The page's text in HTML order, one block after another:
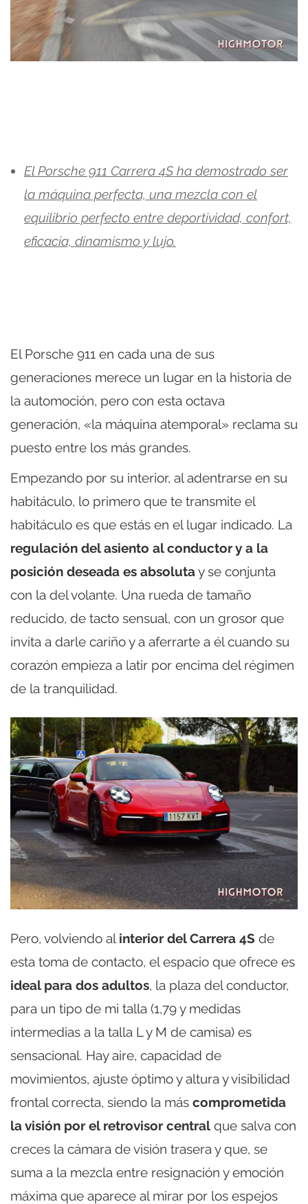
El Porsche 911 Carrera 4S ha demostrado ser
la máquina perfecta, una mezcla con el
equilibrio perfecto entre deportividad, confort,
eficacia, dinamismo y lujo.
El Porsche 911 en cada una de sus
generaciones merece un lugar en la historia de
la automoción, pero con esta octava
generación, «la máquina atemporal» reclama su
puesto entre los más grandes.
Empezando por su interior, al adentrarse en su
habitáculo, lo primero que te transmite el
habitáculo es que estás en el lugar indicado. La
regulación del asiento al conductor y a la
posición deseada es absolutay se conjunta
con la del volante. Una rueda de tamaño
reducido, de tacto sensual, con un grosor que
invita a darle cariño y a aferrarte a él cuando su
corazón empieza a latir por encima del régimen
de la tranquilidad.
Pero, volviendo al interior del Carrera 4S de
esta toma de contacto, el espacio que ofrece es
ideal para dos adultos, la plaza del conductor,
para un tipo de mi talla (1,79 y medidas
intermedias a la talla L y M de camisa) es
sensacional. Hay aire, capacidad de
movimientos, ajuste óptimo y altura y visibilidad
frontal correcta, siendo la más comprometida
la visión por el retrovisor central que salva con
creces la cámara de visión trasera y que, se
suma a la mezcla entre resignación y emoción
máxima que aparece al mirar por los espejos